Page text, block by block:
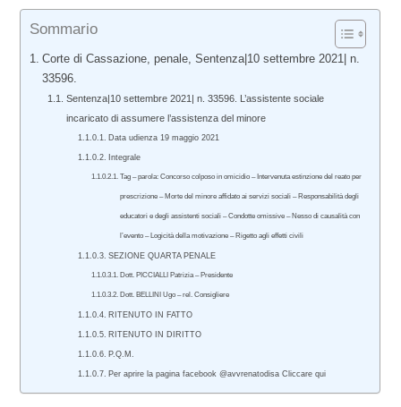
Sommario
Corte di Cassazione, penale, Sentenza|10 settembre 2021| n.
33596.
Sentenza|10 settembre 2021| n. 33596. L’assistente sociale
incaricato di assumere l’assistenza del minore
Data udienza 19 maggio 2021
Integrale
Tag – parola: Concorso colposo in omicidio – Intervenuta estinzione del reato per
prescrizione – Morte del minore affidato ai servizi sociali – Responsabilità degli
educatori e degli assistenti sociali – Condotte omissive – Nesso di causalità con
l’evento – Logicità della motivazione – Rigetto agli effetti civili
SEZIONE QUARTA PENALE
Dott. PICCIALLI Patrizia – Presidente
Dott. BELLINI Ugo – rel. Consigliere
RITENUTO IN FATTO
RITENUTO IN DIRITTO
P.Q.M.
Per aprire la pagina facebook @avvrenatodisa Cliccare qui